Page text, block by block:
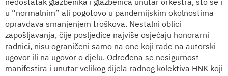
u “normalnim” ali pogotovo u pandemijskim okolnostima
opravdava smanjenjem troškova. Nestalni oblici
zapošljavanja, čije posljedice najviše osjećaju honorarni
radnici, nisu ograničeni samo na one koji rade na autorski
ugovor ili na ugovor o djelu. Određena se nesigurnost
manifestira i unutar velikog dijela radnog kolektiva HNK koji